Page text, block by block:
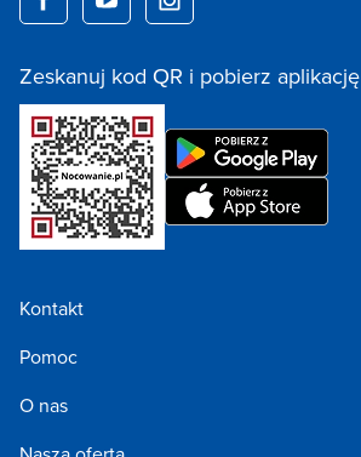
Zeskanuj kod QR i pobierz aplikację
Kontakt
Pomoc
O nas